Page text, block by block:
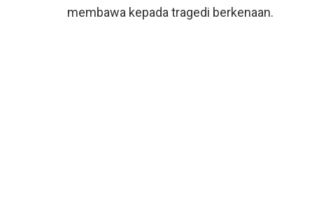
membawa kepada tragedi berkenaan.